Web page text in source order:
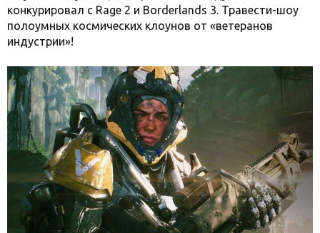
конкурировал с Rage 2 и Borderlands 3. Травести-шоу
полоумных космических клоунов от «ветеранов
индустрии»!